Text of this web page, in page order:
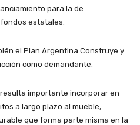
para la de
estatales.
el Plan Argentina Construye y
como demandante.
importante incorporar en
a largo plazo al mueble,
que forma parte misma en la